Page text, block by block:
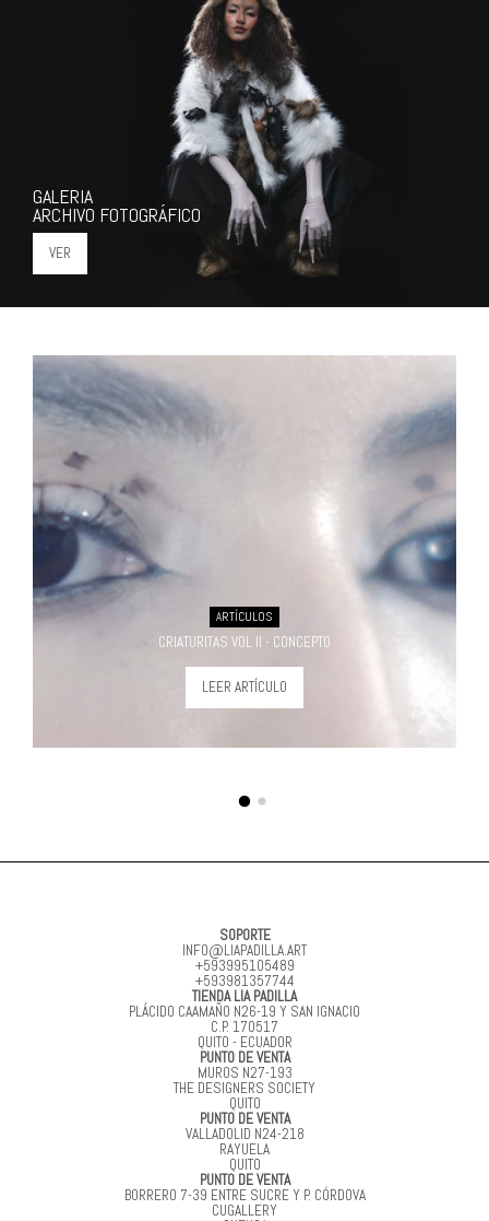
GALERIA
ARCHIVO FOTOGRÁFICO
VER
ARTÍCULOS
CRIATURITAS VOL II - CONCEPTO
LEER ARTÍCULO
SOPORTE
INFO@LIAPADILLA.ART
+593995105489
+593981357744
TIENDA LIA PADILLA
PLÁCIDO CAAMAÑO N26-19 Y SAN IGNACIO
C.P. 170517
QUITO - ECUADOR
PUNTO DE VENTA
MUROS N27-193
THE DESIGNERS SOCIETY
QUITO
PUNTO DE VENTA
VALLADOLID N24-218
RAYUELA
QUITO
PUNTO DE VENTA
BORRERO 7-39 ENTRE SUCRE Y P. CÓRDOVA
CUGALLERY